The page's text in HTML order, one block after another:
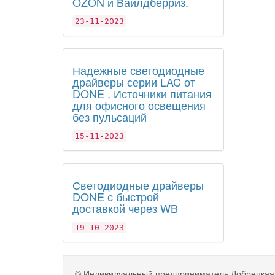
23-11-2023
Надежные светодиодные
драйверы серии LAC от
DONE . Источники питания
для офисного освещения
без пульсаций
15-11-2023
Светодиодные драйверы
DONE с быстрой
доставкой через WB
19-10-2023